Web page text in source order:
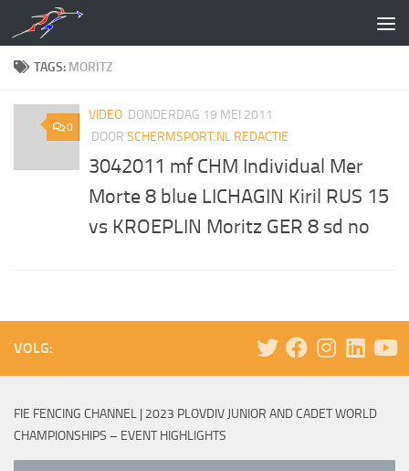
Doorgaan naar inhoud
TAGS: MORITZ
0
VIDEO DONDERDAG 19 MEI 2011
DOOR SCHERMSPORT.NL REDACTIE
3042011 mf CHM Individual Mer
Morte 8 blue LICHAGIN Kiril RUS 15
vs KROEPLIN Moritz GER 8 sd no
VOLG:
FIE FENCING CHANNEL | 2023 PLOVDIV JUNIOR AND CADET WORLD
CHAMPIONSHIPS – EVENT HIGHLIGHTS